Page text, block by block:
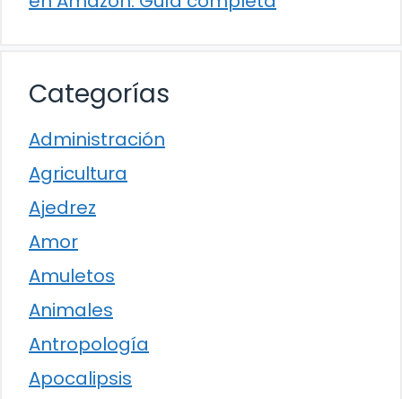
Categorías
Administración
Agricultura
Ajedrez
Amor
Amuletos
Animales
Antropología
Apocalipsis